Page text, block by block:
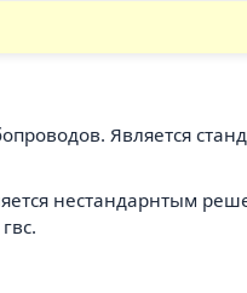
Является
нестандарнтым